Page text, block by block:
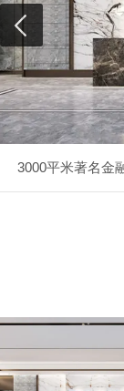
3000平米著名金